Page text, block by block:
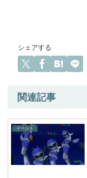
シェアする
関連記事
イベント